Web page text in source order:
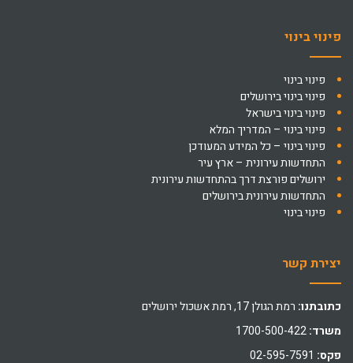
פינוי בינוי
פינוי בינוי
פינוי בינוי בירושלים
פינוי בינוי בישראל
פינוי בינוי – המדריך המלא
פינוי בינוי – כל המידע המעודכן
התחדשות עירונית – ארץ עיר
ירושלים פורצת דרך בהתחדשות עירונית
התחדשות עירונית בירושלים
פינוי בינוי
יצירת קשר
כתובתנו: רמת הגולן 17, רמת אשכול ירושלים
משרד:
פקס: